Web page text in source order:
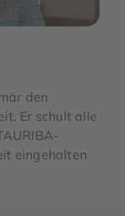
den
Er schult alle
eingehalten